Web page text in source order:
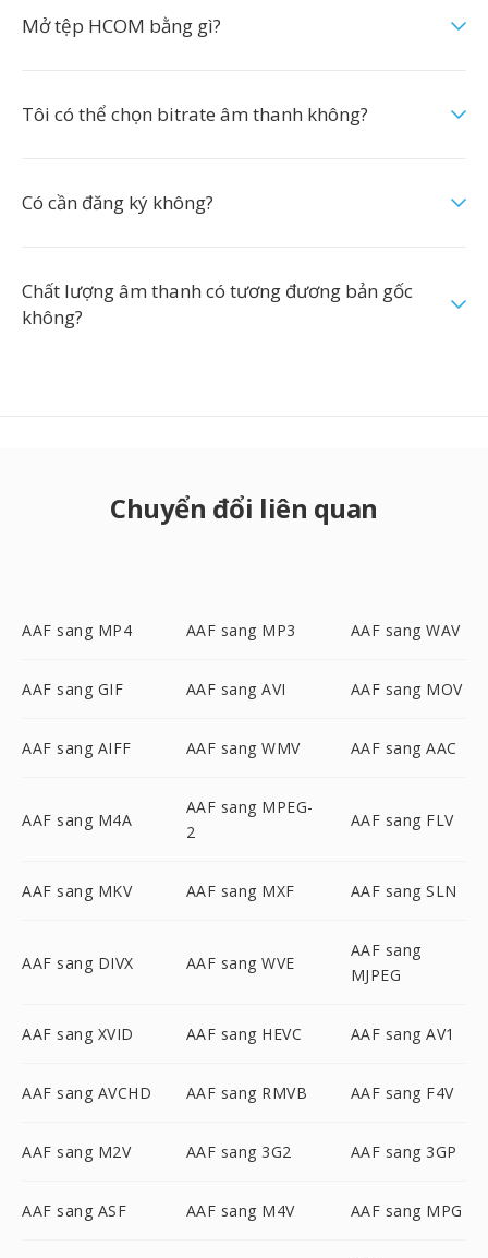
Mở tệp HCOM bằng gì?
Tôi có thể chọn bitrate âm thanh không?
Có cần đăng ký không?
Chất lượng âm thanh có tương đương bản gốc
không?
Chuyển đổi liên quan
AAF sang MP4 AAF sang MP3 AAF sang WAV
AAF sang GIF AAF sang AVI AAF sang MOV
AAF sang AIFF AAF sang WMV AAF sang AAC
AAF sang M4A
AAF sang MPEG-
2
AAF sang FLV
AAF sang MKV AAF sang MXF AAF sang SLN
AAF sang DIVX AAF sang WVE
AAF sang
MJPEG
AAF sang XVID AAF sang HEVC AAF sang AV1
AAF sang AVCHD AAF sang RMVB AAF sang F4V
AAF sang M2V AAF sang 3G2 AAF sang 3GP
AAF sang ASF AAF sang M4V AAF sang MPG